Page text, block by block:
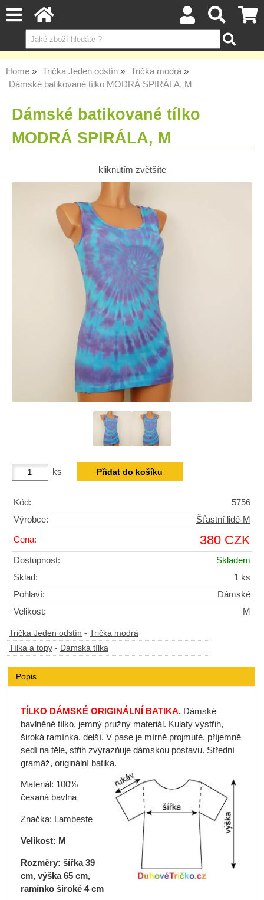
Home Trička Jeden odstín
Trička modrá
Dámské batikované tílko MODRÁ SPIRÁLA, M
Dámské batikované tílko
MODRÁ SPIRÁLA, M
kliknutím zvětšíte
ks
Kód:
5756
Výrobce:
Šťastní lidé-M
Cena: 380 CZK
Dostupnost:
Skladem
Sklad:
1 ks
Pohlaví:
Dámské
Velikost:
M
Trička Jeden odstín - Trička modrá
Tílka a topy - Dámská tílka
Popis
TÍLKO DÁMSKÉ ORIGINÁLNÍ BATIKA. Dámské
bavlněné tílko, jemný pružný materiál. Kulatý výstřih,
široká ramínka, delší. V pase je mírně projmuté, příjemně
sedí na těle, střih zvýrazňuje dámskou postavu. Střední
gramáž, originální batika.
Materiál: 100%
česaná bavlna
Značka: Lambeste
Velikost: M
Rozměry: šířka 39
cm, výška 65 cm,
ramínko široké 4 cm